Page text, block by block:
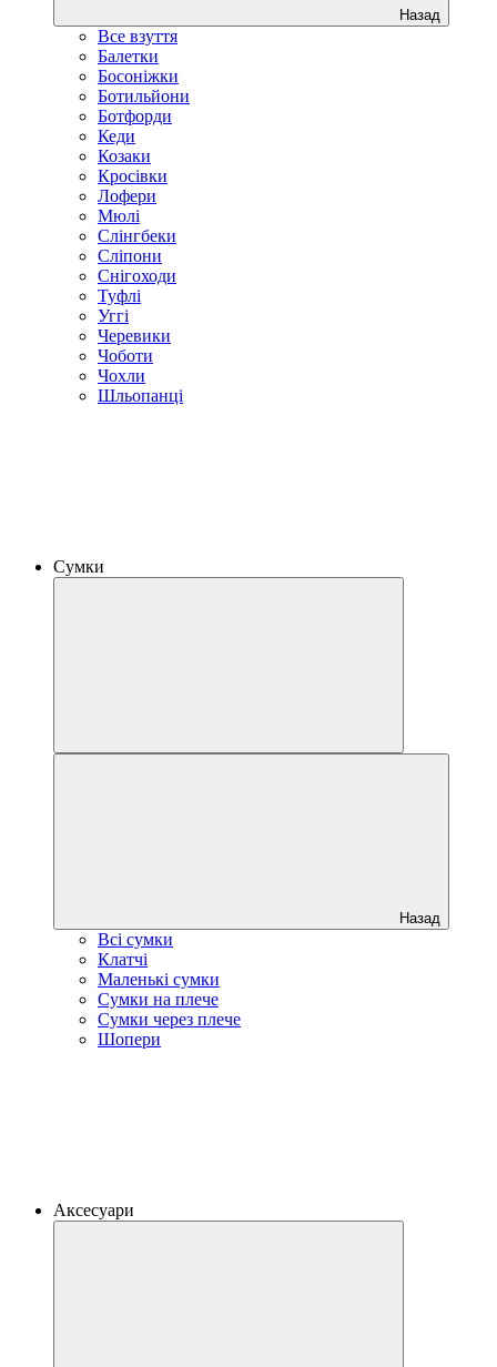
Назад
Все взуття
Балетки
Босоніжки
Ботильйони
Ботфорди
Кеди
Козаки
Кросівки
Лофери
Мюлі
Слінгбеки
Сліпони
Снігоходи
Туфлі
Уггі
Черевики
Чоботи
Чохли
Шльопанці
Сумки
Назад
Всі сумки
Клатчі
Маленькі сумки
Сумки на плече
Сумки через плече
Шопери
Аксесуари